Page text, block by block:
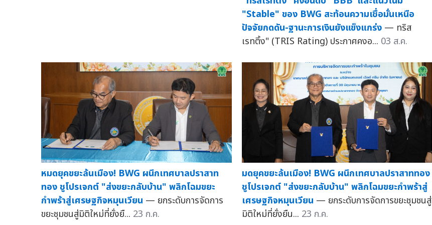
"Stable" ของ BWG สะท้อนความเชื่อมั่นเหนือ
ปัจจัยกดดัน-ฐานะการเงินยังแข็งแกร่ง — ทริส
เรทติ้ง" (TRIS Rating) ประกาศคงอ... 03 ส.ค.
หมดยุคขยะล้นเมือง! BWG ผนึกเทศบาลปราสาท
ทอง ชูโปรเจกต์ "ส่งขยะกลับบ้าน" พลิกโฉมขยะ
กำพร้าสู่เศรษฐกิจหมุนเวียน — ยกระดับการจัดการ
ขยะชุมชนสู่มิติใหม่ที่ยั่งยื... 23 ก.ค.
มดยุคขยะล้นเมือง! BWG ผนึกเทศบาลปราสาททอง
ชูโปรเจกต์ "ส่งขยะกลับบ้าน" พลิกโฉมขยะกำพร้าสู่
เศรษฐกิจหมุนเวียน — ยกระดับการจัดการขยะชุมชนสู่
มิติใหม่ที่ยั่งยืน... 23 ก.ค.